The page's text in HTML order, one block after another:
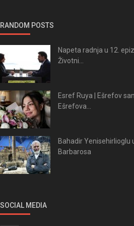
RANDOM POSTS
Napeta radnja u 12.
Životni...
Esref Ruya | Ešrefov
Ešrefova...
Bahadir Yenisehirlioglu
Barbarosa
SOCIAL MEDIA